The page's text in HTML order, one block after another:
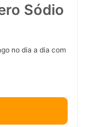
Sódio
no dia a dia com